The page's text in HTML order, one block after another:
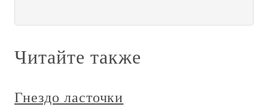
Читайте также
Гнездо ласточки